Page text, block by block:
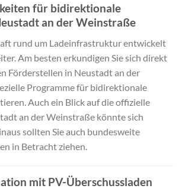
für bidirektionale
an der Weinstraße
rund um Ladeinfrastruktur entwickelt
Am besten erkundigen Sie sich direkt
Förderstellen in Neustadt an der
Programme für bidirektionale
Auch ein Blick auf die offizielle
an der Weinstraße könnte sich
sollten Sie auch bundesweite
in Betracht ziehen.
mit PV-Überschussladen